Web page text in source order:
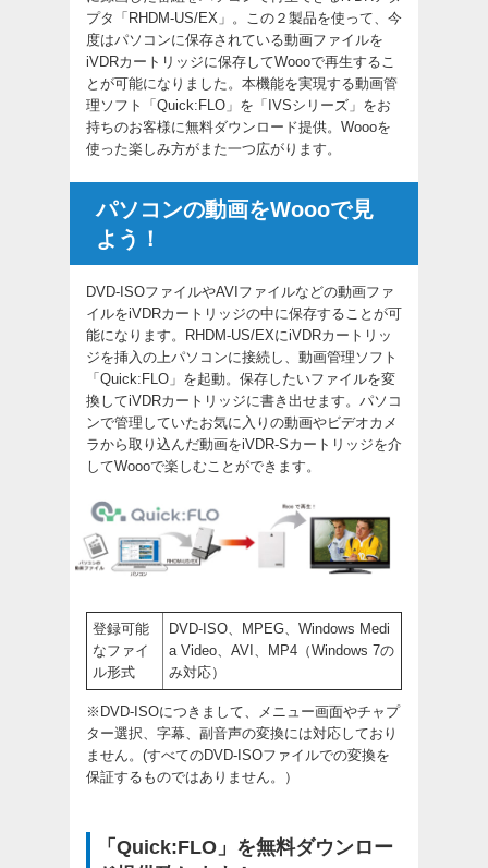
プタ「RHDM-US/EX」。この２製品を使って、今
度はパソコンに保存されている動画ファイルを
iVDRカートリッジに保存してWoooで再生するこ
とが可能になりました。本機能を実現する動画管
理ソフト「Quick:FLO」を「IVSシリーズ」をお
持ちのお客様に無料ダウンロード提供。Woooを
使った楽しみ方がまた一つ広がります。
パソコンの動画をWoooで見
よう！
DVD-ISOファイルやAVIファイルなどの動画ファ
イルをiVDRカートリッジの中に保存することが可
能になります。RHDM-US/EXにiVDRカートリッ
ジを挿入の上パソコンに接続し、動画管理ソフト
「Quick:FLO」を起動。保存したいファイルを変
換してiVDRカートリッジに書き出せます。パソコ
ンで管理していたお気に入りの動画やビデオカメ
ラから取り込んだ動画をiVDR-Sカートリッジを介
してWoooで楽しむことができます。
登録可能
なファイ
ル形式
DVD-ISO、MPEG、Windows Medi
a Video、AVI、MP4（Windows 7の
み対応）
※DVD-ISOにつきまして、メニュー画面やチャプ
ター選択、字幕、副音声の変換には対応しており
ません。(すべてのDVD-ISOファイルでの変換を
保証するものではありません。）
「Quick:FLO」を無料ダウンロー